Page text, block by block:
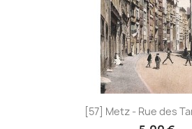
[57] Metz - Rue des